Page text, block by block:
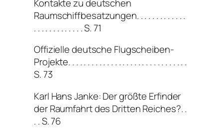
Kontakte zu deutschen
Raumschiffbesatzungen. . . . . . . . . . . . .
. . . . . . . . . . . . . S. 71
Offizielle deutsche Flugscheiben-
Projekte. . . . . . . . . . . . . . . . . . . . . . . . . . . . . . .
S. 73
Karl Hans Janke: Der größte Erfinder
der Raumfahrt des Dritten Reiches?. .
. . S. 76